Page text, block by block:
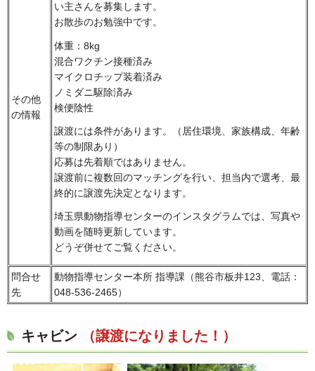
その他
の情報
い主さんを募集します。
お散歩のお勉強中です。
体重：8kg
混合ワクチン接種済み
マイクロチップ装着済み
ノミダニ駆除済み
検便陰性
譲渡には条件があります。（居住環境、家族構成、年齢
等の制限あり）
応募は先着順ではありません。
譲渡前に複数回のマッチングを行い、担当内で選考、最
終的に譲渡先決定となります。
埼玉県動物指導センターのインスタグラムでは、写真や
動画を随時更新しています。
どうぞ併せてご覧ください。
問合せ
先
動物指導センター本所 指導課（熊谷市板井123、電話：
048-536-2465）
キャビン （譲渡になりました！）